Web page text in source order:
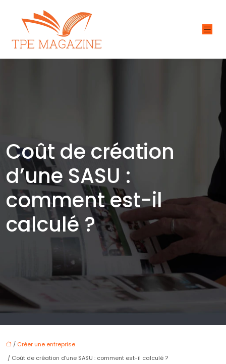
Coût de création
d’une SASU :
comment est-il
calculé ?
/ Créer une entreprise
/ Coût de création d’une SASU : comment est-il calculé ?